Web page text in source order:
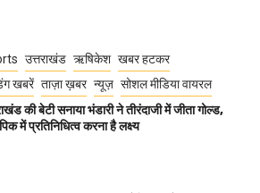
उत्तराखंड ऋषिकेश खबर हटकर
खबरें ताज़ा ख़बर न्यूज़ सोशल मीडिया वायरल
की बेटी सनाया भंडारी ने तीरंदाजी में जीता गोल्ड,
में प्रतिनिधित्व करना है लक्ष्य